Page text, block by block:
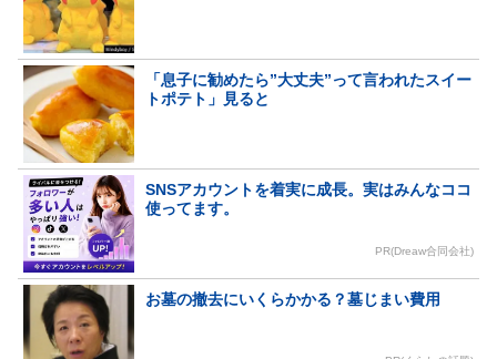
「息子に勧めたら”大丈夫”って言われたスイー
トポテト」見ると
SNSアカウントを着実に成長。実はみんなココ
使ってます。
PR(Dreaw合同会社)
お墓の撤去にいくらかかる？墓じまい費用